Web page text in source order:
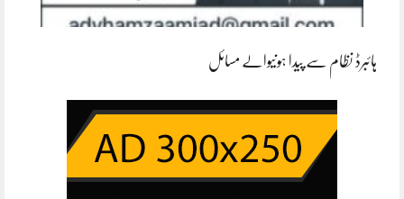
ہائبرڈ نظام سے پیدا ہونیوالے مسائل